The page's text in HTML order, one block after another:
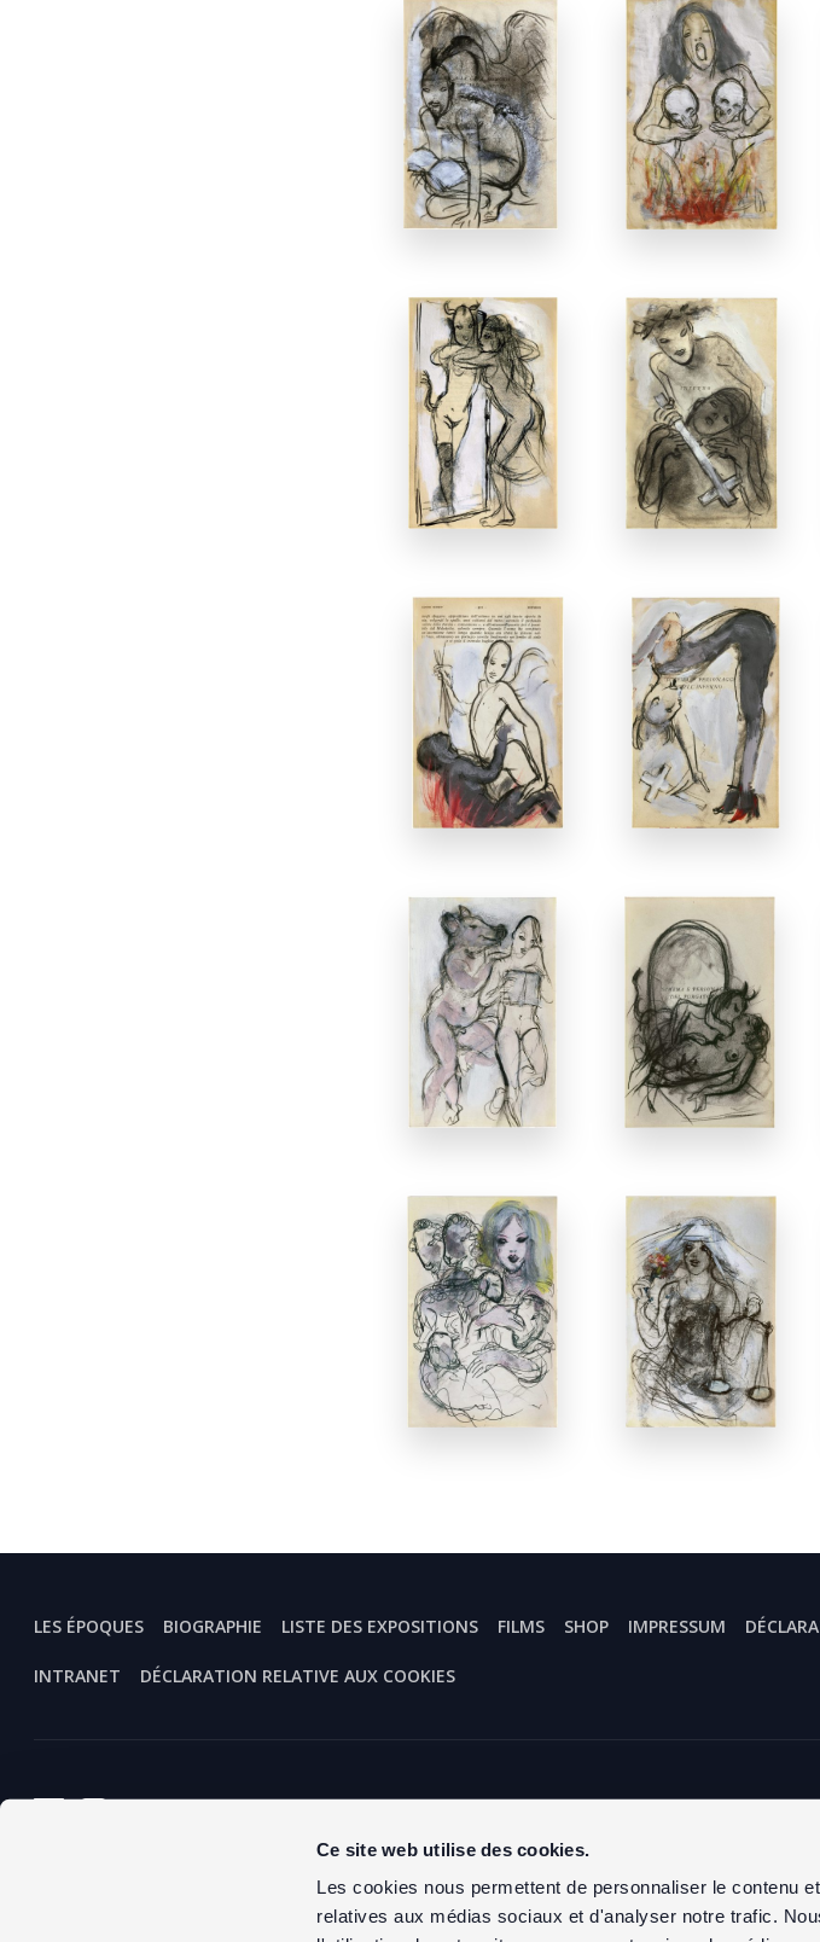
Ce site web utilise des cookies.
Les cookies nous permettent de personnaliser le contenu
relatives aux médias sociaux et d'analyser notre trafic.
LES ÉPOQUES BIOGRAPHIE LISTE DES EXPOSITIONS FILMS SHOP IMPRESSUM
INTRANET DÉCLARATION RELATIVE AUX COOKIES
CH – 8005 Zürich
téléphone
+41 79 335 25 61
CH – 8005